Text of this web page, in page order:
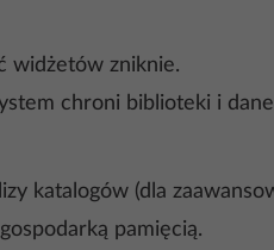
widżetów zniknie.
chroni biblioteki i
katalogów (dla
pamięcią.